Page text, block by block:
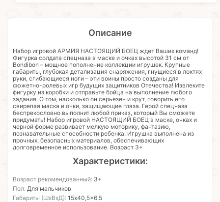
Описание
Набор игровой АРМИЯ НАСТОЯЩИЙ БОЕЦ ждет Ваших команд!
Фигурка солдата спецназа в маске и очках высотой 31 см от
Bondibon – мощное пополнение коллекции игрушек. Крупные
габариты, глубокая детализация снаряжения, гнущиеся в локтях
руки, сгибающиеся ноги – эти воины просто созданы для
сюжетно-ролевых игр будущих защитников Отечества! Извлеките
фигурку из коробки и отправьте бойца на выполнение любого
задания. О том, насколько он серьезен и крут, говорить его
свирепая маска и очки, защищающие глаза. Герой спецназа
беспрекословно выполнит любой приказ, который Вы сможете
придумать! Набор игровой НАСТОЯЩИЙ БОЕЦ в маске, очках и
черной форме развивает мелкую моторику, фантазию,
познавательные способности ребенка. Игрушка выполнена из
прочных, безопасных материалов, обеспечивающих
долговременное использование. Возраст 3+
Характеристики:
Возраст рекомендованный: 3+
Пол: Для мальчиков
Габариты (ШхВхД): 15x40,5x6,5